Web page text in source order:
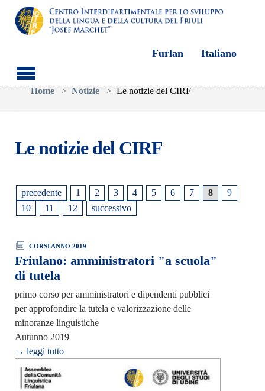
Skip to main content
Furlan Italiano
You are here:
Home
Notizie Le notizie del CIRF
Le notizie del CIRF
precedente 1 2 3 4 5 6 7 8
9
10
11 12 successivo
CORSI ANNO 2019
Friulano: amministratori "a scuola"
di tutela
primo corso per amministratori e dipendenti pubblici
per approfondire la tutela e valorizzazione delle
minoranze linguistiche
Autunno 2019
→ leggi tutto